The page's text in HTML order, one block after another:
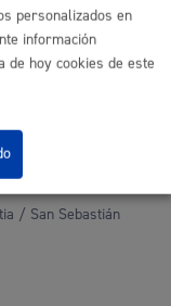
/ San Sebastián
personalizados en
información
de hoy cookies de este